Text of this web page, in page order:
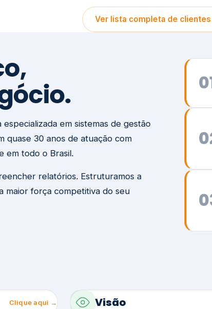
Ver lista completa de clientes
em sistemas de gestão
quase 30 anos de atuação com
em todo o Brasil.
relatórios. Estruturamos a
maior força competitiva do seu
Clique aqui → Visão